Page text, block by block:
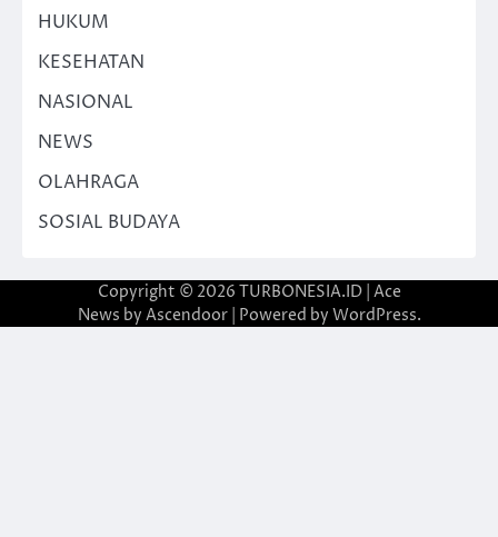
HUKUM
KESEHATAN
NASIONAL
NEWS
OLAHRAGA
SOSIAL BUDAYA
Copyright © 2026 TURBONESIA.ID| Ace
News by Ascendoor| Powered by WordPress.